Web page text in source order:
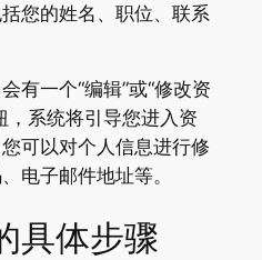
您的姓名、职位、联系
有一个“编辑”或“修改资
，系统将引导您进入资
可以对个人信息进行修
电子邮件地址等。
具体步骤